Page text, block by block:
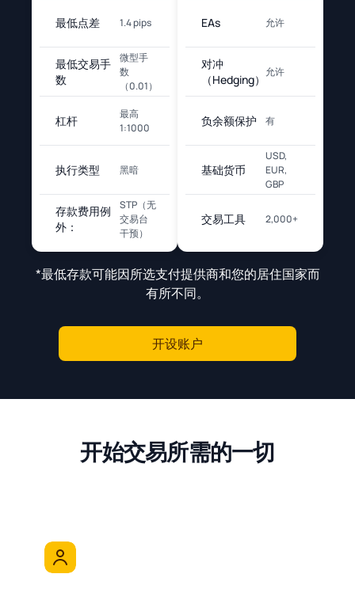
最低点差 1.4 pips
最低交易手
数
微型手
数
（0.01）
杠杆
最高
1:1000
执行类型 黑暗
存款费用例
外：
STP（无
交易台
干预）
EAs 允许
对冲
（Hedging）
允许
负余额保护 有
基础货币
USD,
EUR,
GBP
交易工具 2,000+
*最低存款可能因所选支付提供商和您的居住国家而
有所不同。
开设账户
开始交易所需的一切